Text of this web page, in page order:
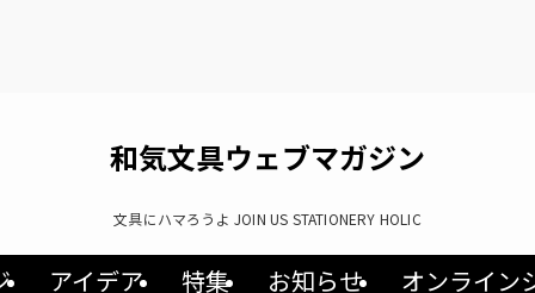
和気文具ウェブマガジン
文具にハマろうよ JOIN US STATIONERY HOLIC
アイデア 特集 お知らせ オンライン